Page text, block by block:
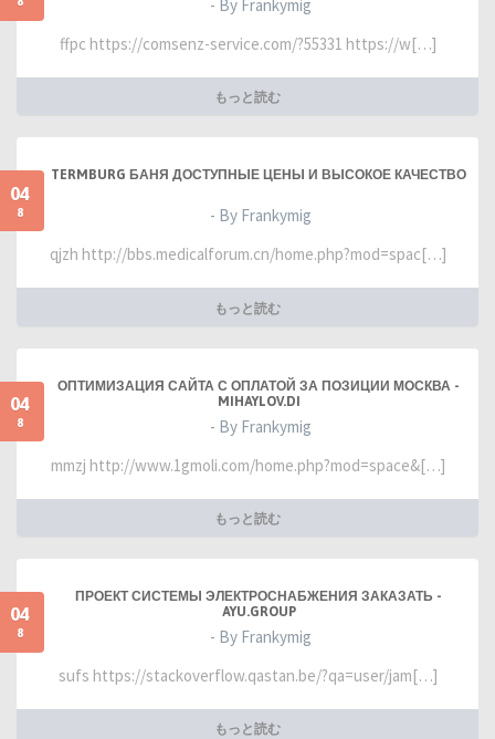
- By Frankymig
ffpc https://comsenz-service.com/?55331 https://w[…]
もっと読む
04
8
TERMBURG БАНЯ ДОСТУПНЫЕ ЦЕНЫ И ВЫСОКОЕ КАЧЕСТВО
- By Frankymig
qjzh http://bbs.medicalforum.cn/home.php?mod=spac[…]
もっと読む
04
8
ОПТИМИЗАЦИЯ САЙТА С ОПЛАТОЙ ЗА ПОЗИЦИИ МОСКВА -
MIHAYLOV.DI
- By Frankymig
mmzj http://www.1gmoli.com/home.php?mod=space&[…]
もっと読む
04
8
ПРОЕКТ СИСТЕМЫ ЭЛЕКТРОСНАБЖЕНИЯ ЗАКАЗАТЬ -
AYU.GROUP
- By Frankymig
sufs https://stackoverflow.qastan.be/?qa=user/jam[…]
もっと読む